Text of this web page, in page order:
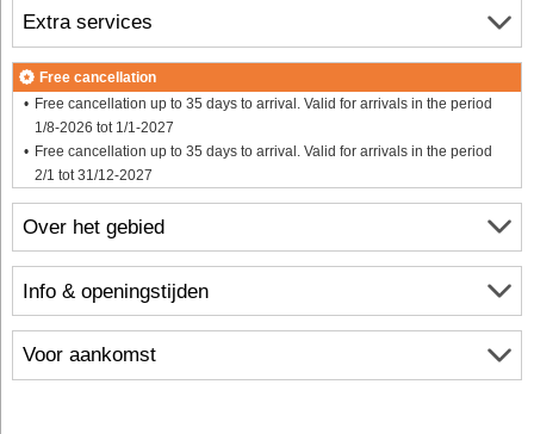
Over het gebied
Info & openingstijden
Voor aankomst
Extra services
Free cancellation
Free cancellation up to 35 days to arrival. Valid for arrivals in the period
1/8-2026 tot 1/1-2027
Free cancellation up to 35 days to arrival. Valid for arrivals in the period
2/1 tot 31/12-2027